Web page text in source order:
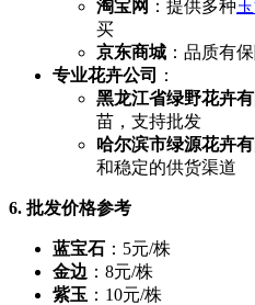
淘宝网 ：提供多种
买
京东商城 ：品质有
专业花卉公司
：
黑龙江省绿野花卉有
苗，支持批发
哈尔滨市绿源花卉有
和稳定的供货渠道
6. 批发价格参考
蓝宝石 ：5元/株
金边 ：8元/株
紫玉 ：10元/株